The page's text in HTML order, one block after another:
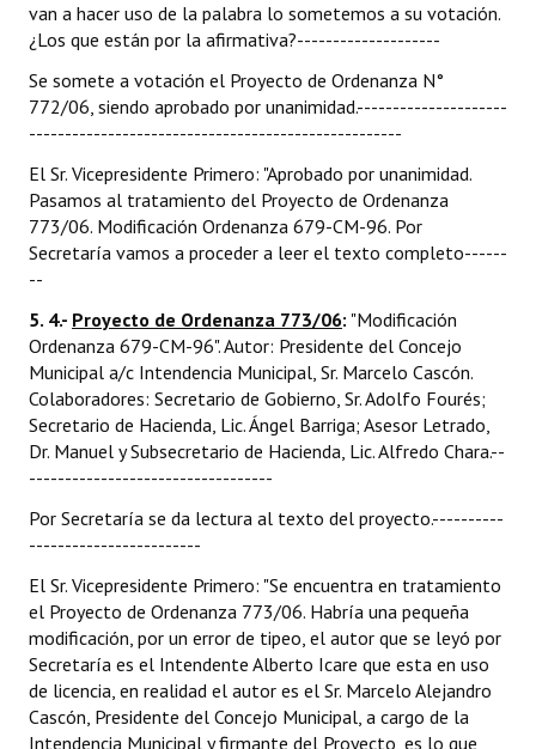
van a hacer uso de la palabra lo sometemos a su votación.
¿Los que están por la afirmativa?--------------------
Se somete a votación el Proyecto de Ordenanza N°
772/06, siendo aprobado por unanimidad.---------------------
----------------------------------------------------
El Sr. Vicepresidente Primero: "Aprobado por unanimidad.
Pasamos al tratamiento del Proyecto de Ordenanza
773/06. Modificación Ordenanza 679-CM-96. Por
Secretaría vamos a proceder a leer el texto completo------
--
5. 4.- Proyecto de Ordenanza 773/06: "Modificación
Ordenanza 679-CM-96". Autor: Presidente del Concejo
Municipal a/c Intendencia Municipal, Sr. Marcelo Cascón.
Colaboradores: Secretario de Gobierno, Sr. Adolfo Fourés;
Secretario de Hacienda, Lic. Ángel Barriga; Asesor Letrado,
Dr. Manuel y Subsecretario de Hacienda, Lic. Alfredo Chara.--
----------------------------------
Por Secretaría se da lectura al texto del proyecto.----------
------------------------
El Sr. Vicepresidente Primero: "Se encuentra en tratamiento
el Proyecto de Ordenanza 773/06. Habría una pequeña
modificación, por un error de tipeo, el autor que se leyó por
Secretaría es el Intendente Alberto Icare que esta en uso
de licencia, en realidad el autor es el Sr. Marcelo Alejandro
Cascón, Presidente del Concejo Municipal, a cargo de la
Intendencia Municipal y firmante del Proyecto, es lo que